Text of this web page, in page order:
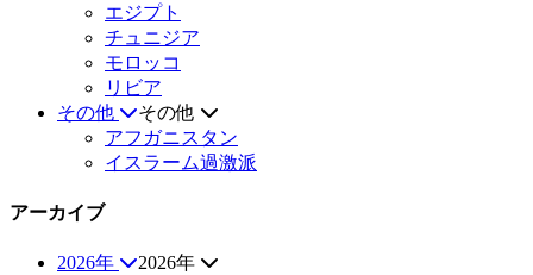
エジプト
チュニジア
モロッコ
リビア
その他
その他
アフガニスタン
イスラーム過激派
アーカイブ
2026年
2026年